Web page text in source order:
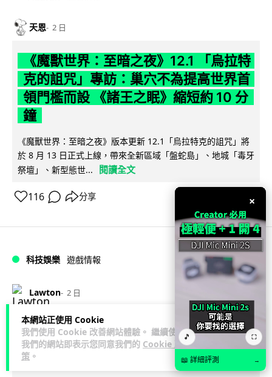
本網站正使用 Cookie
我們使用 Cookie 改善網站體驗。 繼續使用
我們的網站即表示您同意我們的 Cookie 政
策 。
天恩 2 日
《魔獸世界：至暗之夜》12.1 「烏拉特
克的詛咒」專訪：巢穴不為提高世界首
領門檻而設 《諸王之眠》縮短約 10 分
鐘
《魔獸世界：至暗之夜》版本更新 12.1「烏拉特克的詛咒」將
於 8 月 13 日正式上線，帶來全新區域「盤蛇島」、地城「毒牙
祭壇」、新型態世...
閱讀全文
116 分享
科技娛樂 遊戲情報
Lawton 2 日
日本二手遊戲店減 90% 門市 業績反增
四成 "懷舊"在 Z 世代變成最潮「新鮮
感」
×
🎵 ⛶
📖 詳細評測 →